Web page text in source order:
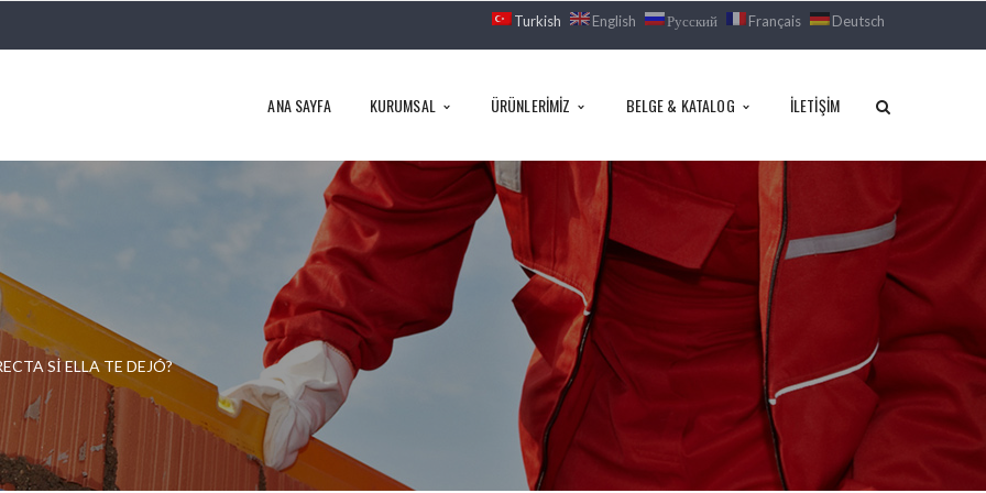
Turkish English Русский Français Deutsch
ANA SAYFA KURUMSAL ÜRÜNLERIMIZ BELGE & KATALOG İLETIŞIM
SI ELLA TE DEJÓ?